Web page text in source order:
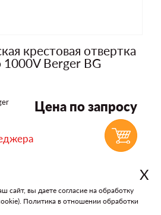
крестовая отвертка
Berger BG
Цена по запросу
На главную
Х
сайт, вы даете согласие на обработку
Политика в отношении обработки